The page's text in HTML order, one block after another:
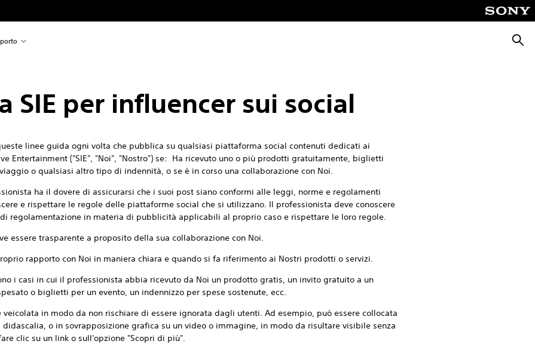
SIE per influencer sui social
linee guida ogni volta che pubblica su qualsiasi piattaforma social contenuti dedicati ai
Entertainment ("SIE", "Noi", "Nostro") se: Ha ricevuto uno o più prodotti gratuitamente, biglietti
o qualsiasi altro tipo di indennità, o se è in corso una collaborazione con Noi.
ha il dovere di assicurarsi che i suoi post siano conformi alle leggi, norme e regolamenti
e rispettare le regole delle piattaforme social che si utilizzano. Il professionista deve conoscere
regolamentazione in materia di pubblicità applicabili al proprio caso e rispettare le loro regole.
essere trasparente a proposito della sua collaborazione con Noi.
rapporto con Noi in maniera chiara e quando si fa riferimento ai Nostri prodotti o servizi.
i casi in cui il professionista abbia ricevuto da Noi un prodotto gratis, un invito gratuito a un
o biglietti per un evento, un indennizzo per spese sostenute, ecc.
veicolata in modo da non rischiare di essere ignorata dagli utenti. Ad esempio, può essere collocata
o in sovrapposizione grafica su un video o immagine, in modo da risultare visibile senza
clic su un link o sull'opzione "Scopri di più".